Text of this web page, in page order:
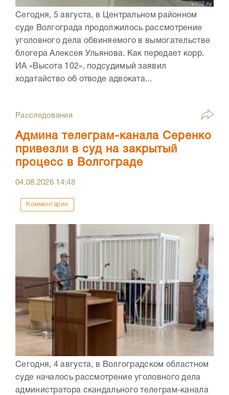
Сегодня, 5 августа, в Центральном районном
суде Волгограда продолжилось рассмотрение
уголовного дела обвиняемого в вымогательстве
блогера Алексея Ульянова. Как передает корр.
ИА «Высота 102», подсудимый заявил
ходатайство об отводе адвоката...
Расследования
Админа телеграм-канала Серенко
привезли в суд на закрытый
процесс в Волгограде
04.08.2026 14:48
Комментарии
Сегодня, 4 августа, в Волгоградском областном
суде началось рассмотрение уголовного дела
администратора скандального телеграм-канала